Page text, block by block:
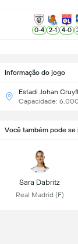
Informação do jogo
Estadi Johan
Capacidade: 6,000
0-4 2-1 4-0
Você também pode se
Sara Dabritz
Real Madrid (F)